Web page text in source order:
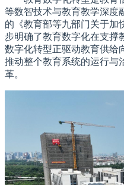
等数智技术与教育教学深度
的《教育部等九部门关于加
步明确了教育数字化在支撑
数字化转型正驱动教育供给
推动整个教育系统的运行与
革。